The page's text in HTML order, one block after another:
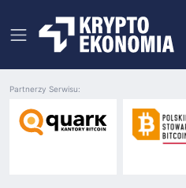
Partnerzy Serwisu: